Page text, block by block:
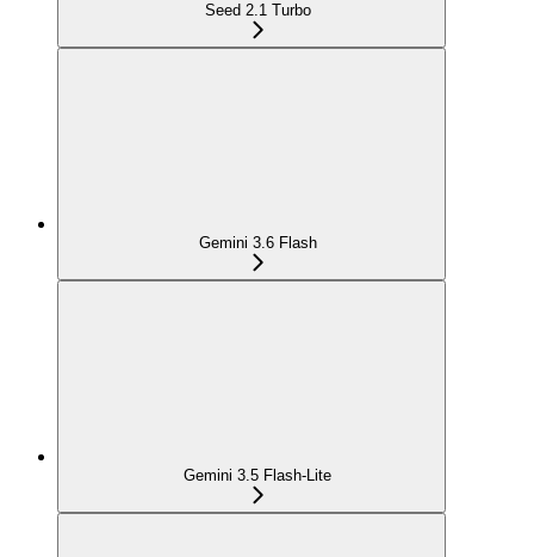
Seed 2.1 Turbo
Gemini 3.6 Flash
Gemini 3.5 Flash-Lite